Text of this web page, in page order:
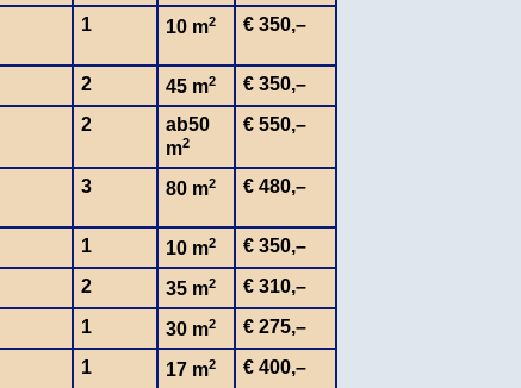
1 10 m2 € 350,–
2 45 m2
€ 350,–
2
ab50
m2
€ 550,–
3 80 m2 € 480,–
1 10 m2
€ 350,–
2 35 m2
€ 310,–
1 30 m2
€ 275,–
1 17 m2
€ 400,–